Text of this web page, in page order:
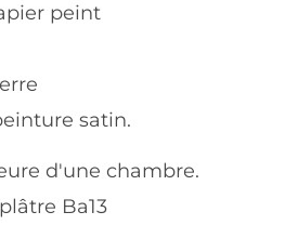
peint
satin.
d'une chambre.
Ba13